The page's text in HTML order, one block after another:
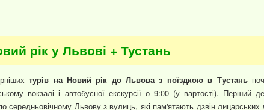
рік у Львові + Тустань
турів на Новий рік до Львова з поїздкою в Тустань
вокзалі і автобусної екскурсії о 9:00 (у вартості).
середньовічному Львову з вулиць, які пам'ятають дзвін